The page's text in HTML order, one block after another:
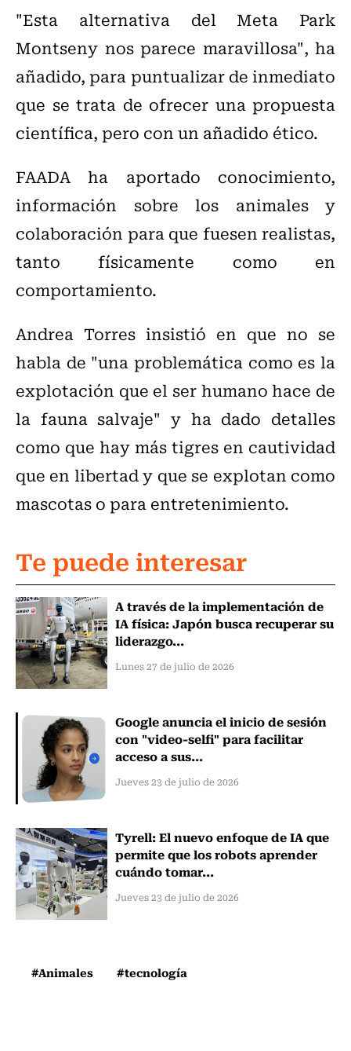
"Esta alternativa del Meta Park
Montseny nos parece maravillosa", ha
añadido, para puntualizar de inmediato
que se trata de ofrecer una propuesta
científica, pero con un añadido ético.
FAADA ha aportado conocimiento,
información sobre los animales y
colaboración para que fuesen realistas,
tanto físicamente como en
comportamiento.
Andrea Torres insistió en que no se
habla de "una problemática como es la
explotación que el ser humano hace de
la fauna salvaje" y ha dado detalles
como que hay más tigres en cautividad
que en libertad y que se explotan como
mascotas o para entretenimiento.
Te puede interesar
A través de la implementación de
IA física: Japón busca recuperar su
liderazgo...
Lunes 27 de julio de 2026
Google anuncia el inicio de sesión
con "video-selfi" para facilitar
acceso a sus...
Jueves 23 de julio de 2026
Tyrell: El nuevo enfoque de IA que
permite que los robots aprender
cuándo tomar...
Jueves 23 de julio de 2026
#Animales #tecnología